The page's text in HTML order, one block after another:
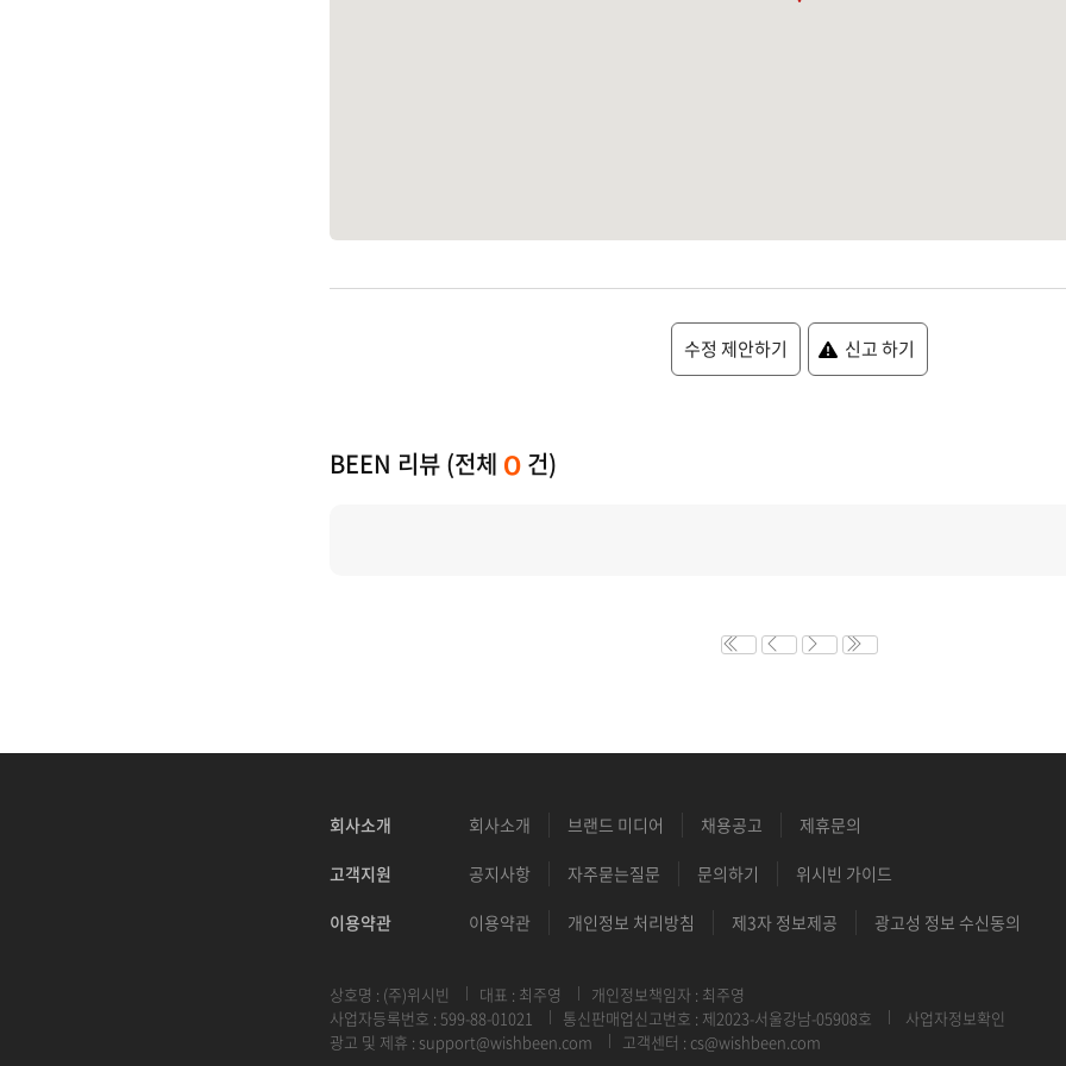
수정 제안하기 신고 하기
BEEN 리뷰 (전체 0 건)
회사소개 회사소개 브랜드 미디어 채용공고 제휴문의
고객지원 공지사항 자주묻는질문 문의하기 위시빈 가이드
이용약관 이용약관 개인정보 처리방침 제3자 정보제공 광고성 정보 수신동의
상호명 : (주)위시빈 대표 : 최주영
개인정보책임자 : 최주영
사업자등록번호 : 599-88-01021
통신판매업신고번호 : 제2023-서울강남-05908호
사업자정보확인
광고 및 제휴 : support@wishbeen.com 고객센터 : cs@wishbeen.com